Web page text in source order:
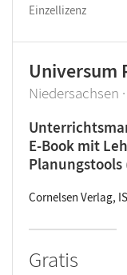
Einzellizenz
Universum
Niedersachsen
E-Book mit
Planungstools
Cornelsen Verlag,
Gratis